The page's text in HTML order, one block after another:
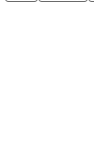
slide